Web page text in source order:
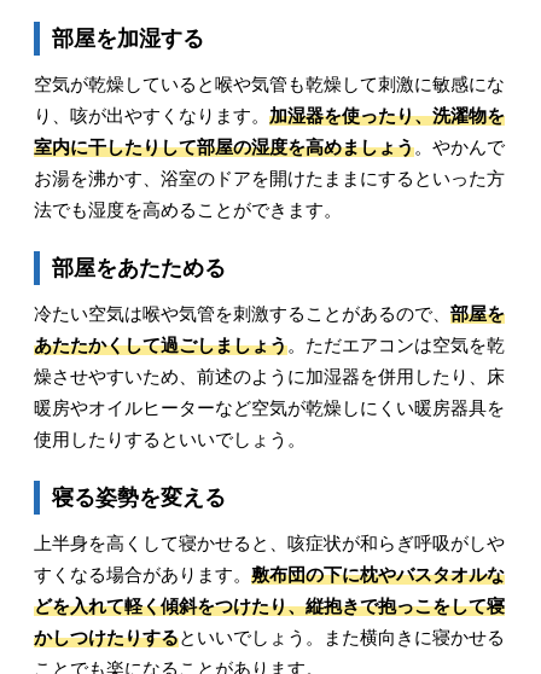
部屋を加湿する
空気が乾燥していると喉や気管も乾燥して刺激に敏感にな
り、咳が出やすくなります。 加湿器を使ったり、洗濯物を
室内に干したりして部屋の湿度を高めましょう。やかんで
お湯を沸かす、浴室のドアを開けたままにするといった方
法でも湿度を高めることができます。
部屋をあたためる
冷たい空気は喉や気管を刺激することがあるので、 部屋を
あたたかくして過ごしましょう。ただエアコンは空気を乾
燥させやすいため、前述のように加湿器を併用したり、床
暖房やオイルヒーターなど空気が乾燥しにくい暖房器具を
使用したりするといいでしょう。
寝る姿勢を変える
上半身を高くして寝かせると、咳症状が和らぎ呼吸がしや
すくなる場合があります。 敷布団の下に枕やバスタオルな
どを入れて軽く傾斜をつけたり、縦抱きで抱っこをして寝
かしつけたりするといいでしょう。また横向きに寝かせる
ことでも楽になることがあります。